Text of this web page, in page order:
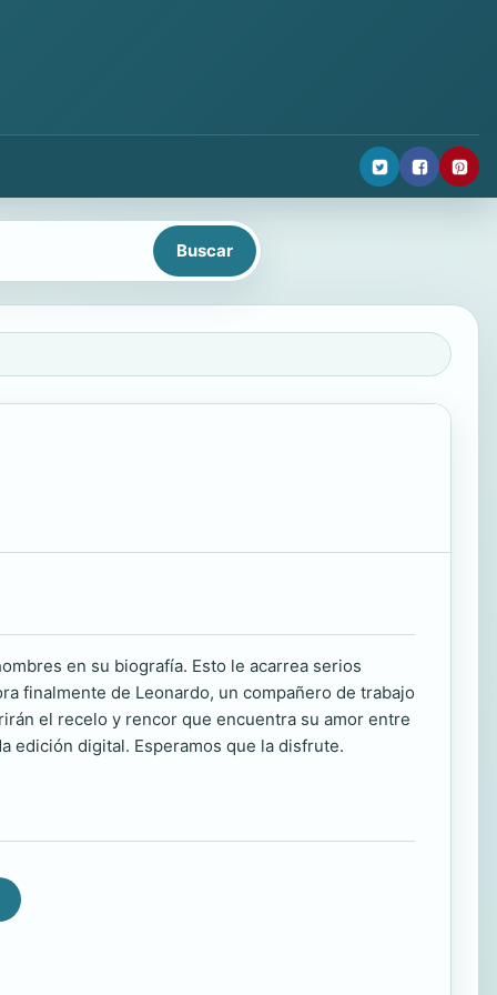
en su biografía. Esto le acarrea serios
finalmente de Leonardo, un compañero de trabajo
el recelo y rencor que encuentra su amor entre
edición digital. Esperamos que la disfrute.